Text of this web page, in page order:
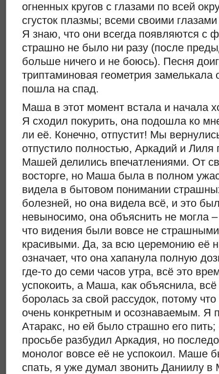
огненных кругов с глазами по всей
сгусток плазмы; всеми своими
Я знаю, что они всегда появляются с
страшно не было ни разу (после
больше ничего и не боюсь). Песня
триптаминовая геометрия
пошла на спад.
Маша в этот момент встала и начала
Я сходил покурить, она подошла ко
ли её. Конечно, отпустит! Мы
отпустило полностью, Аркадий и
Машей делились впечатлениями. От
восторге, но Маша была в полном
видела в бытовом понимании
болезней, но она видела всё, и это
невыносимо, она объяснить не могла
что видения были вовсе не
красивыми. Да, за всю церемонию её
означает, что она хапанула полную
где-то до семи часов утра, всё это
успокоить, а Маша, как объяснила,
боролась за свой рассудок, потому
очень конкретным и осознаваемым. Я
Атаракс, но ей было страшно его
просьбе разбудил Аркадия, но
монолог вовсе её не успокоил. Маше
спать, я уже думал звонить Даниилу в